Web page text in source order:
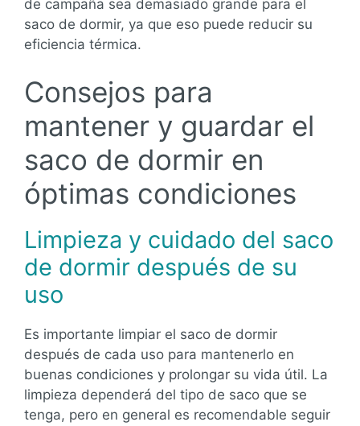
de campaña sea demasiado grande para el
saco de dormir, ya que eso puede reducir su
eficiencia térmica.
Consejos para
mantener y guardar el
saco de dormir en
óptimas condiciones
Limpieza y cuidado del saco
de dormir después de su
uso
Es importante limpiar el saco de dormir
después de cada uso para mantenerlo en
buenas condiciones y prolongar su vida útil. La
limpieza dependerá del tipo de saco que se
tenga, pero en general es recomendable seguir